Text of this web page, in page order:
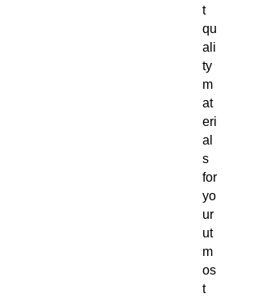
t
qu
ali
ty
m
at
eri
al
s
for
yo
ur
ut
m
os
t